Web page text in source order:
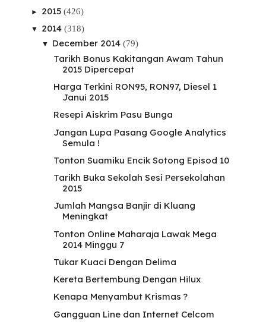
► 2015 (426)
▼ 2014 (318)
▼ December 2014 (79)
Tarikh Bonus Kakitangan Awam Tahun
2015 Dipercepat
Harga Terkini RON95, RON97, Diesel 1
Janui 2015
Resepi Aiskrim Pasu Bunga
Jangan Lupa Pasang Google Analytics
Semula !
Tonton Suamiku Encik Sotong Episod 10
Tarikh Buka Sekolah Sesi Persekolahan
2015
Jumlah Mangsa Banjir di Kluang
Meningkat
Tonton Online Maharaja Lawak Mega
2014 Minggu 7
Tukar Kuaci Dengan Delima
Kereta Bertembung Dengan Hilux
Kenapa Menyambut Krismas ?
Gangguan Line dan Internet Celcom